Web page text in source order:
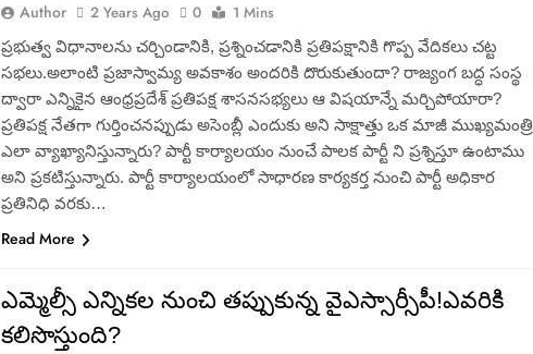
Author 2 Years Ago 0 1 Mins
ప్రభుత్వ విధానాలను చర్చిండానికి, ప్రశ్నించడానికి ప్రతిపక్షానికి గొప్ప వేదికలు చట్ట
సభలు.అలాంటి ప్రజాస్వామ్య అవకాశం అందరికి దొరుకుతుందా? రాజ్యంగ బద్ధ సంస్థ
ద్వారా ఎన్నికైన ఆంధ్రప్రదేశ్ ప్రతిపక్ష శాసనసభ్యలు ఆ విషయాన్నే మర్చిపోయారా?
ప్రతిపక్ష నేతగా గుర్తించనప్పుడు అసెంబ్లీ ఎందుకు అని సాక్షాత్తు ఒక మాజీ ముఖ్యమంత్రి
ఎలా వ్యాఖ్యానిస్తున్నారు? పార్టీ కార్యాలయం నుంచే పాలక పార్టీ ని ప్రశ్నిస్తూ ఉంటాము
అని ప్రకటిస్తున్నారు. పార్టీ కార్యాలయంలో సాధారణ కార్యకర్త నుంచి పార్టీ అధికార
ప్రతినిధి వరకు…
Read More
ఎమ్మెల్సీ ఎన్నికల నుంచి తప్పుకున్న వైఎస్సార్సీపీ!ఎవరికి
కలిసొస్తుంది?